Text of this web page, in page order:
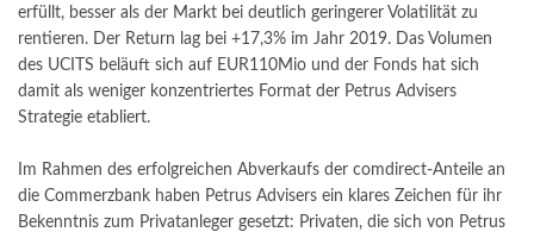
erfüllt, besser als der Markt bei deutlich geringerer Volatilität zu
rentieren. Der Return lag bei +17,3% im Jahr 2019. Das Volumen
des UCITS beläuft sich auf EUR110Mio und der Fonds hat sich
damit als weniger konzentriertes Format der Petrus Advisers
Strategie etabliert.
Im Rahmen des erfolgreichen Abverkaufs der comdirect-Anteile an
die Commerzbank haben Petrus Advisers ein klares Zeichen für ihr
Bekenntnis zum Privatanleger gesetzt: Privaten, die sich von Petrus